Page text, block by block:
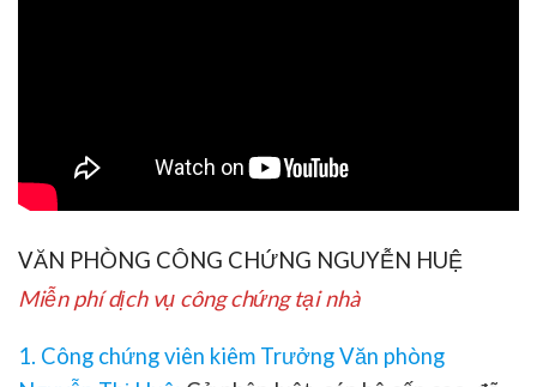
VĂN PHÒNG CÔNG CHỨNG NGUYỄN HUỆ
Miễn phí dịch vụ công chứng tại nhà
1. Công chứng viên kiêm Trưởng Văn phòng